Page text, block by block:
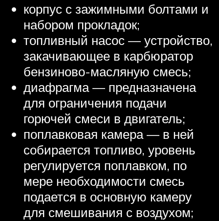
корпус с зажимными болтами и
набором прокладок;
топливный насос — устройство,
закачивающее в карбюратор
бензиново-масляную смесь;
диафрагма — предназначена
для ограничения подачи
горючей смеси в двигатель;
поплавковая камера — в ней
собирается топливо, уровень
регулируется поплавком, по
мере необходимости смесь
подается в основную камеру
для смешивания с воздухом;